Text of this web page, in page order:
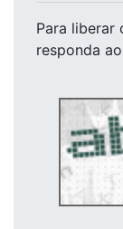
Para liberar
responda